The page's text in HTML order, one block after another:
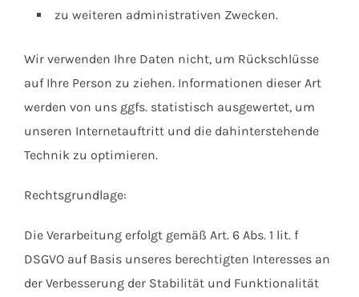
zu weiteren administrativen Zwecken.
Wir verwenden Ihre Daten nicht, um Rückschlüsse
auf Ihre Person zu ziehen. Informationen dieser Art
werden von uns ggfs. statistisch ausgewertet, um
unseren Internetauftritt und die dahinterstehende
Technik zu optimieren.
Rechtsgrundlage:
Die Verarbeitung erfolgt gemäß Art. 6 Abs. 1 lit. f
DSGVO auf Basis unseres berechtigten Interesses an
der Verbesserung der Stabilität und Funktionalität